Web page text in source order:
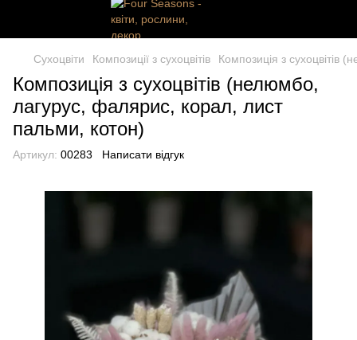
Сухоцвіти Композиції з сухоцвітів Композиція з сухоцвітів
Композиція з сухоцвітів (нелюмбо,
лагурус, фалярис, корал, лист
пальми, котон)
Артикул: 00283 Написати відгук